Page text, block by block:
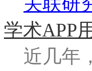
学术APP
近几年